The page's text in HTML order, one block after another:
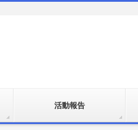
活動報告